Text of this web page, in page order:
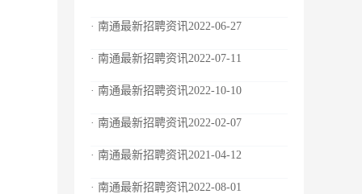
· 南通最新招聘资讯2022-06-27
· 南通最新招聘资讯2022-07-11
· 南通最新招聘资讯2022-10-10
· 南通最新招聘资讯2022-02-07
· 南通最新招聘资讯2021-04-12
· 南通最新招聘资讯2022-08-01